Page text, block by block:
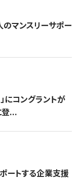
のマンスリーサポー
にコングラントが
登...
ートする企業支援